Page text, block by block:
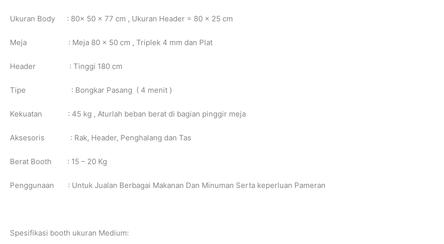
Ukuran Body : 80x 50 x 77 cm , Ukuran Header = 80 x 25 cm
Meja : Meja 80 x 50 cm , Triplek 4 mm dan Plat
Header : Tinggi 180 cm
Tipe : Bongkar Pasang ( 4 menit )
Kekuatan : 45 kg , Aturlah beban berat di bagian pinggir meja
Aksesoris : Rak, Header, Penghalang dan Tas
Berat Booth : 15 – 20 Kg
Penggunaan : Untuk Jualan Berbagai Makanan Dan Minuman Serta keperluan Pameran
Spesifikasi booth ukuran Medium: